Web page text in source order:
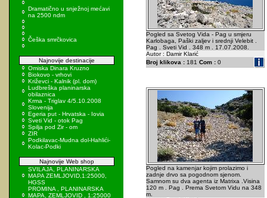
Dramatično u snježnoj mećavi
na 2500 ndm
Češka smrčkovica
Najnovije destinacije
Omiska Dinara Kruzno
Biokovo - vrhovi
Križevci - Kalnik (pl. dom)
Ludbreška planinarska
obilaznica
Krma - Triglav 4/5.10.2008
Slovenija
Egeria put - Hrvatska - Iovia
Sveti Vid - otok Pag
Spilja pod Zir - om
ZIR
Podkilavac-Mudna dol-Hahlići-
Kolac-Podki
Najnovije Web shop
SVILAJA, PLANINARSKA
MAPA ZEMLJOVID,1:25000,
HGSS
PROMINA , PLANINARSKA
MAPA, ZEMLJOVID , 1:25000
Pogled sa Svetog Vida - Pag u smjeru
Karlobaga, Paški zaljev i srednji Velebit .
Pag . Sveti Vid . 348 m . 17.07.2008.
Autor : Damir Klarić
Broj klikova :181 Com :0
Pogled na kamenjar kojim prolazimo i
zadnje drvo sa pogodnom sjenom.
Samnom su dva agenta iz Matrixa .Visina
120 m . Pag . Prema Svetom Vidu na 348
m.